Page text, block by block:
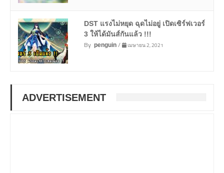
DST แรงไม่หยุด ฉุดไม่อยู่ เปิดเซิร์ฟเวอร์
3 ให้ได้มันส์กันแล้ว !!!
By penguin/ เมษายน 2, 2021
ADVERTISEMENT